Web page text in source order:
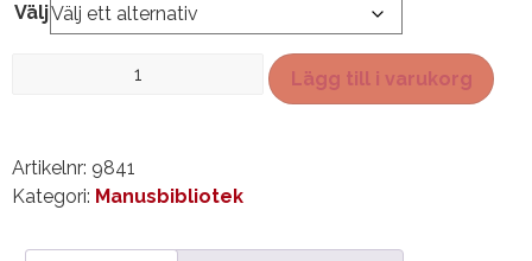
Välj
Lägg till i varukorg
Artikelnr: 9841
Kategori: Manusbibliotek